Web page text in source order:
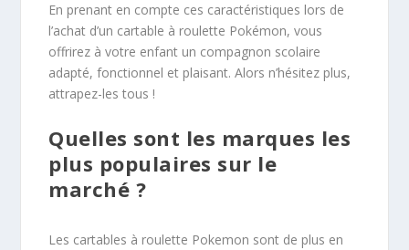
En prenant en compte ces caractéristiques lors de
l’achat d’un cartable à roulette Pokémon, vous
offrirez à votre enfant un compagnon scolaire
adapté, fonctionnel et plaisant. Alors n’hésitez plus,
attrapez-les tous !
Quelles sont les marques les
plus populaires sur le
marché ?
Les cartables à roulette Pokemon sont de plus en